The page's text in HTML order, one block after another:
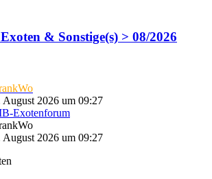
& Sonstige(s) > 08/2026
August 2026 um 09:27
Exotenforum
August 2026 um 09:27